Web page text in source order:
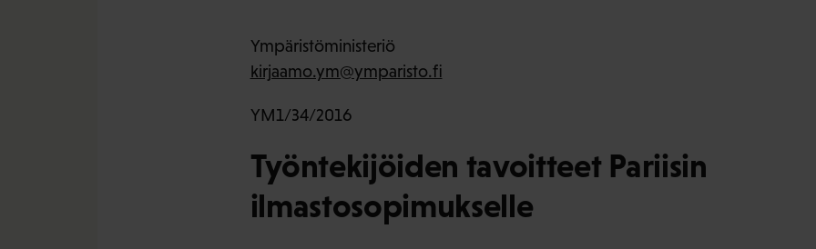
Ympäristöministeriö
kirjaamo.ym@ymparisto.fi
YM1/34/2016
Työntekijöiden tavoitteet Pariisin
ilmastosopimukselle